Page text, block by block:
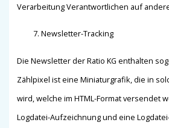
Verarbeitung Verantwortlichen auf
Newsletter-Tracking
Die Newsletter der Ratio KG enthalten
Zählpixel ist eine Miniaturgrafik, die in
wird, welche im HTML-Format versendet
Logdatei-Aufzeichnung und eine